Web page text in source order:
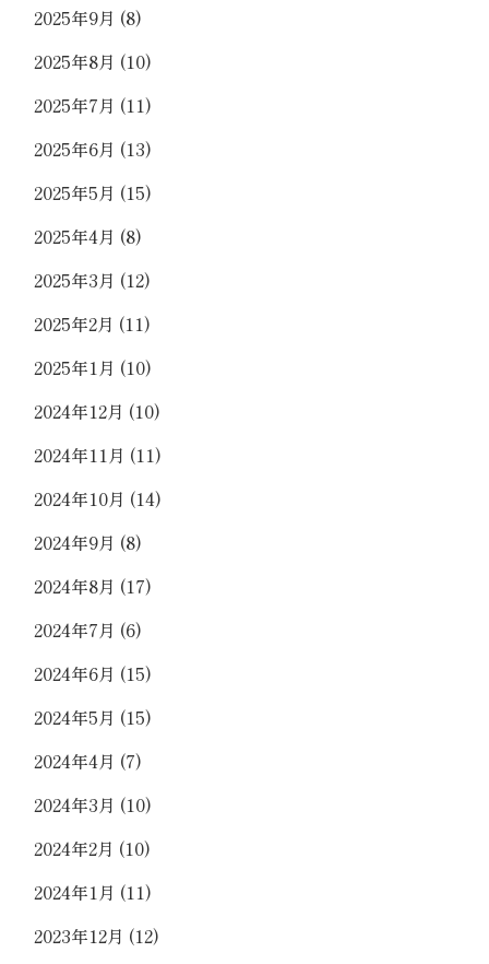
2025年9月 (8)
2025年8月 (10)
2025年7月 (11)
2025年6月 (13)
2025年5月 (15)
2025年4月 (8)
2025年3月 (12)
2025年2月 (11)
2025年1月 (10)
2024年12月 (10)
2024年11月 (11)
2024年10月 (14)
2024年9月 (8)
2024年8月 (17)
2024年7月 (6)
2024年6月 (15)
2024年5月 (15)
2024年4月 (7)
2024年3月 (10)
2024年2月 (10)
2024年1月 (11)
2023年12月 (12)